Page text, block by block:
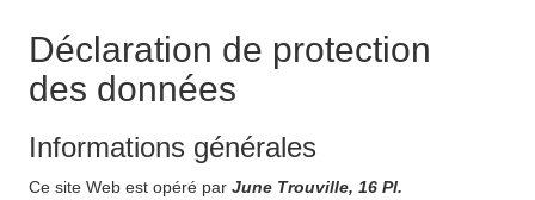
Déclaration de protection
des données
Informations générales
Ce site Web est opéré par June Trouville, 16 Pl.